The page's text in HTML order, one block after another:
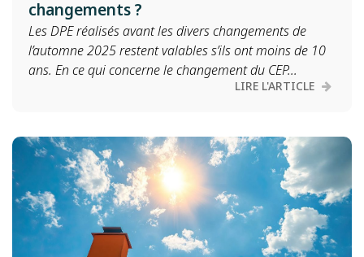
changements ?
Les DPE réalisés avant les divers changements de
l’automne 2025 restent valables s’ils ont moins de 10
ans. En ce qui concerne le changement du CEP...
LIRE L'ARTICLE